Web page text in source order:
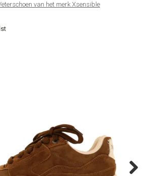
€150
van het merk Xsensible